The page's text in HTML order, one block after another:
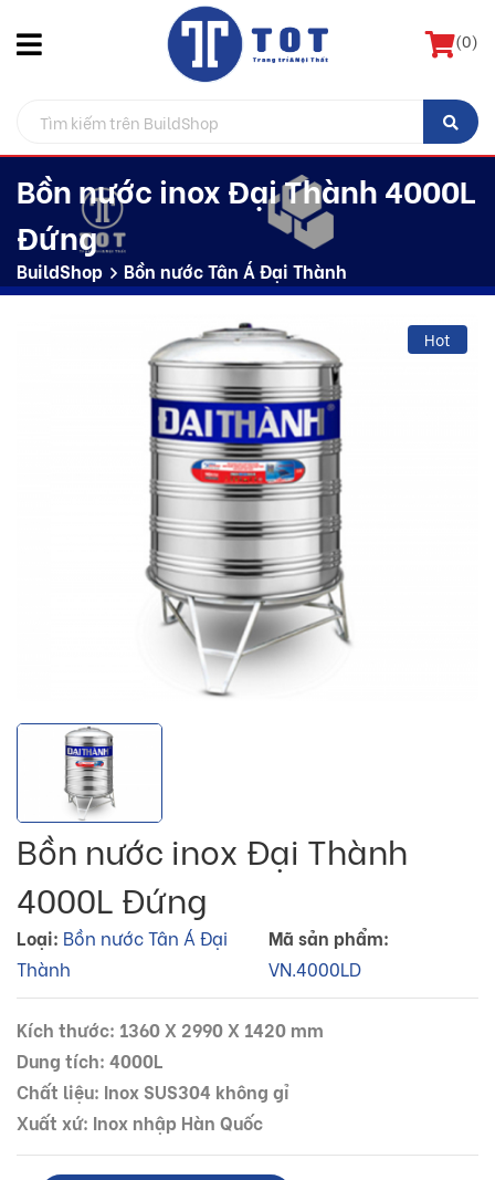
(0)
Bồn nước inox Đại Thành 4000L
Đứng
BuildShop Bồn nước Tân Á Đại Thành
Hot
Bồn nước inox Đại Thành
4000L Đứng
Loại: Bồn nước Tân Á Đại
Thành
Mã sản phẩm:
VN.4000LD
Kích thước: 1360 X 2990 X 1420 mm
Dung tích: 4000L
Chất liệu: Inox SUS304 không gỉ
Xuất xứ: Inox nhập Hàn Quốc